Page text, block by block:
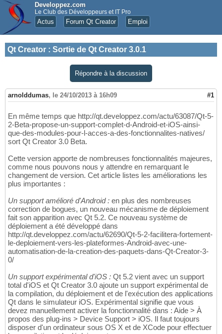
Developpez.com
Le Club des Développeurs et IT Pro
Actus Forum Qt Creator Emploi
Qt Creator : Sortie de Qt Creator 3.0.1
Répondre à la discussion
arnolddumas, le 24/10/2013 à 16h09 #1
En même temps que http://qt.developpez.com/actu/63087/Qt-5-
2-Beta-propose-un-support-complet-d-Android-et-iOS-ainsi-
que-des-modules-pour-l-acces-a-des-fonctionnalites-natives/
sort Qt Creator 3.0 Beta.
Cette version apporte de nombreuses fonctionnalités majeures,
comme nous pouvons nous y attendre en remarquant le
changement de version. Cet article listes les améliorations les
plus importantes :
Un support amélioré d'Android: en plus des nombreuses
correction de bogues, un nouveau mécanisme de déploiement
fait son apparition avec Qt 5.2. Ce nouveau système de
déploiement a été développé dans
http://qt.developpez.com/actu/62690/Qt-5-2-facilitera-fortement-
le-deploiement-vers-les-plateformes-Android-avec-une-
automatisation-de-la-creation-des-paquets-dans-Qt-Creator-3-
0/
Un supportexpérimental d'iOS : Qt 5.2 vient avec un support
total d'iOS et Qt Creator 3.0 ajoute un support expérimental de
la compilation, du déploiement et de l'exécution des applications
Qt dans le simulateur iOS. Expérimental signifie que vous
devez manuellement activer la fonctionnalité dans : Aide > À
propos des plug-ins > Device Support > iOS. Il faut toujours
disposer d'un ordinateur sous OS X et de XCode pour effectuer